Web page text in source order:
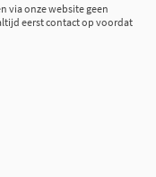
via onze website geen
eerst contact op voordat